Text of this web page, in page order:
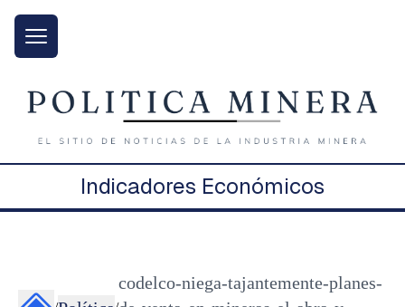
Indicadores Económicos
codelco-niega-tajantemente-planes-